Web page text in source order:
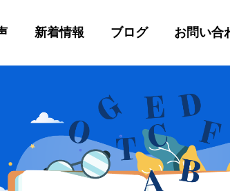
新着情報 ブログ お問い合